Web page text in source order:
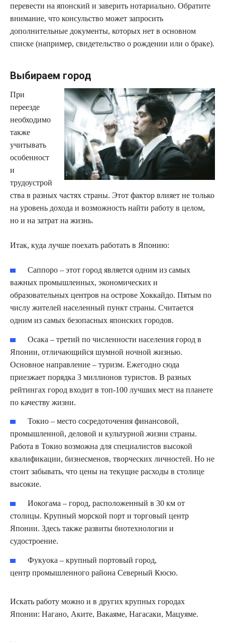
перевести на японский и заверить нотариально. Обратите
внимание, что консульство может запросить
дополнительные документы, которых нет в основном
списке (например, свидетельство о рождении или о браке).
Выбираем город
При
переезде
необходимо
также
учитывать
особенност
и
трудоустрой
ства в разных частях страны. Этот фактор влияет не только
на уровень дохода и возможность найти работу в целом,
но и на затрат на жизнь.
Итак, куда лучше поехать работать в Японию:
Саппоро – этот город является одним из самых
важных промышленных, экономических и
образовательных центров на острове Хоккайдо. Пятым по
числу жителей населенный пункт страны. Считается
одним из самых безопасных японских городов.
Осака – третий по численности населения город в
Японии, отличающийся шумной ночной жизнью.
Основное направление – туризм. Ежегодно сюда
приезжает порядка 3 миллионов туристов. В разных
рейтингах город входит в топ-100 лучших мест на планете
по качеству жизни.
Токио – место сосредоточения финансовой,
промышленной, деловой и культурной жизни страны.
Работа в Токио возможна для специалистов высокой
квалификации, бизнесменов, творческих личностей. Но не
стоит забывать, что цены на текущие расходы в столице
высокие.
Иокогама – город, расположенный в 30 км от
столицы. Крупный морской порт и торговый центр
Японии. Здесь также развиты биотехнологии и
судостроение.
Фукуока – крупный портовый город,
центр промышленного района Северный Кюсю.
Искать работу можно и в других крупных городах
Японии: Нагано, Аките, Вакаяме, Нагасаки, Мацуяме.